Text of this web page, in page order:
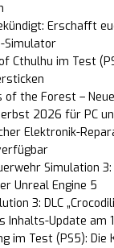
Erschafft
Simulator
Cthulhu im Test
of the Forest –
2026 für PC
Elektronik-
Simulation
Unreal Engine 5
3: DLC
Inhalts-Update am
im Test (PS5):